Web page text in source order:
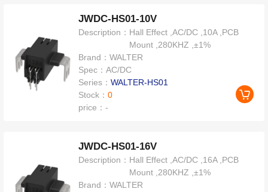
JWDC-HS01-10V
Description： Hall Effect ,AC/DC ,10A ,PCB
Mount ,280KHZ ,±1%
Brand：WALTER
Spec：AC/DC
Series：WALTER-HS01
Stock：0
price：-
JWDC-HS01-16V
Description： Hall Effect ,AC/DC ,16A ,PCB
Mount ,280KHZ ,±1%
Brand：WALTER